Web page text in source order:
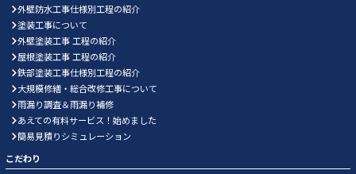
外壁防水工事仕様別工程の紹介
塗装工事について
外壁塗装工事 工程の紹介
屋根塗装工事 工程の紹介
鉄部塗装工事仕様別工程の紹介
大規模修繕・総合改修工事について
雨漏り調査＆雨漏り補修
あえての有料サービス！始めました
簡易見積りシミュレーション
こだわり